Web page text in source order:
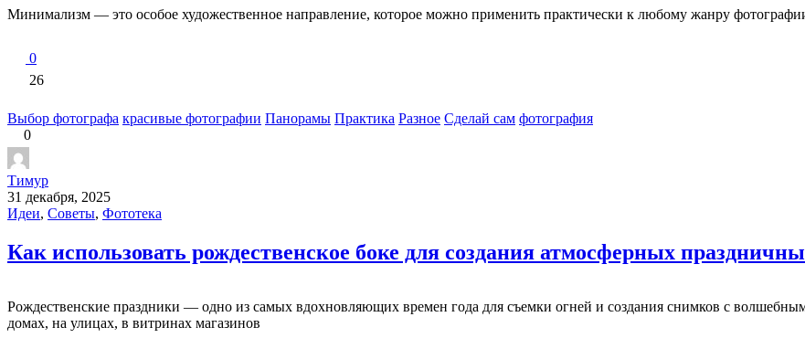
Минимализм — это особое художественное направление, которое можно применить практически к любому жанру
0
26
Выбор фотографа красивые фотографии Панорамы Практика Разное Сделай сам фотография
0
Тимур
31 декабря, 2025
Идеи, Советы, Фототека
Как использовать рождественское боке для создания атмосферных
Рождественские праздники — одно из самых вдохновляющих времен года для съемки огней и создания снимков с
домах, на улицах, в витринах магазинов